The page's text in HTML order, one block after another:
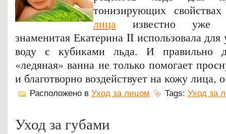
тонизирующих
лица известно уже
знаменитая Екатерина II использовала
воду с кубиками льда. И правильно
«ледяная» ванна не только помогает
и благотворно воздействует на кожу лица,
Расположено в Уход за лицом Tags: Уход за
Уход за губами